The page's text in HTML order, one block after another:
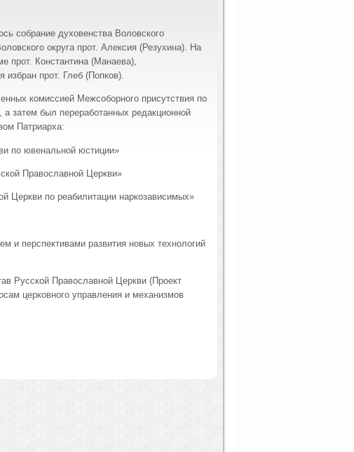
собрание духовенства Воловского
округа прот. Алексия (Резухина). На
прот. Константина (Манаева),
избран прот. Глеб (Попков).
комиссией Межсоборного присутствия по
затем был переработанных редакционной
Патриарха:
по ювенальной юстиции»
Православной Церкви»
Церкви по реабилитации наркозависимых»
и перспективами развития новых технологий
Русской Православной Церкви (Проект
церковного управления и механизмов